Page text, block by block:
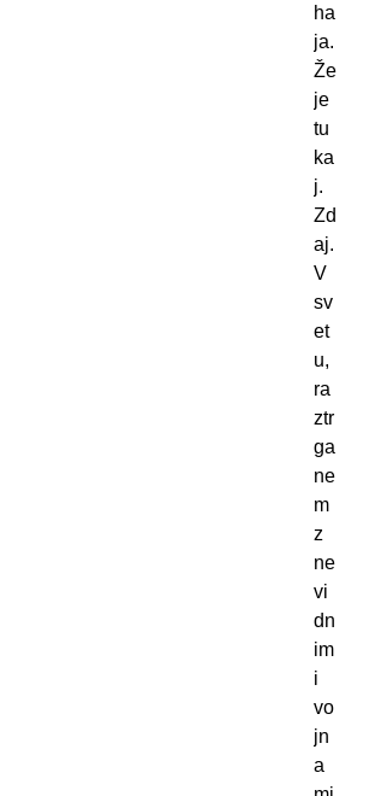
ha
ja.
Že
je
tu
ka
j.
Zd
aj.
V
sv
et
u,
ra
ztr
ga
ne
m
z
ne
vi
dn
im
i
vo
jn
a